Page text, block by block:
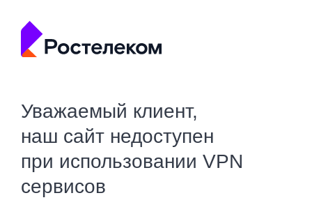
Уважаемый клиент,
наш сайт недоступен
при использовании VPN
сервисов